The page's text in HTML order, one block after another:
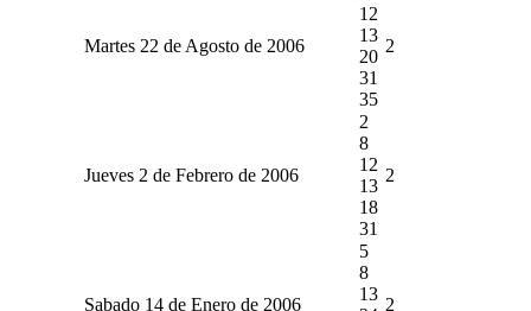
Martes 22 de Agosto de 2006
12
13
20
31
35
2
Jueves 2 de Febrero de 2006
2
8
12
13
18
31
2
Sabado 14 de Enero de 2006
5
8
13
2